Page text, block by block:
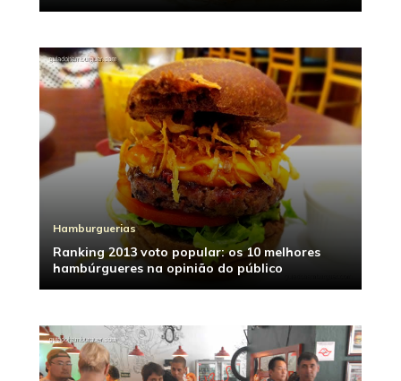
Hamburguerias
Ranking 2013 voto popular: os 10 melhores
hambúrgueres na opinião do público